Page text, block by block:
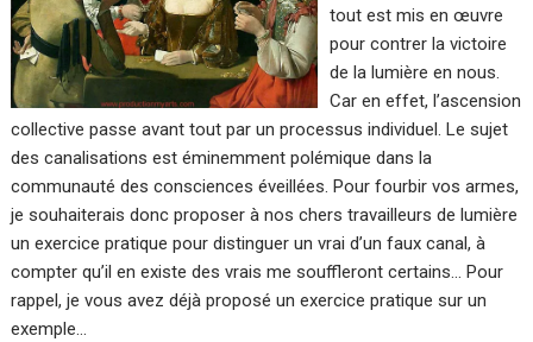
tout est mis en œuvre
pour contrer la victoire
de la lumière en nous.
Car en effet, l’ascension
collective passe avant tout par un processus individuel. Le sujet
des canalisations est éminemment polémique dans la
communauté des consciences éveillées. Pour fourbir vos armes,
je souhaiterais donc proposer à nos chers travailleurs de lumière
un exercice pratique pour distinguer un vrai d’un faux canal, à
compter qu’il en existe des vrais me souffleront certains… Pour
rappel, je vous avez déjà proposé un exercice pratique sur un
exemple…